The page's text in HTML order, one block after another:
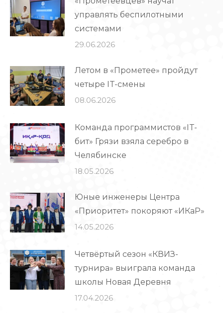
управлять беспилотными
системами
29.06.2026
Летом в «Прометее» пройдут
четыре IT-смены
08.06.2026
Команда программистов «IT-
бит» Грязи взяла серебро в
Челябинске
18.05.2026
Юные инженеры Центра
«Приоритет» покоряют «ИКаР»
14.05.2026
Четвёртый сезон «КВИЗ-
турнира» выиграла команда
школы Новая Деревня
17.04.2026